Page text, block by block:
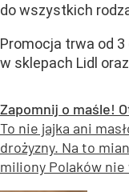
do wszystkich
Promocja trwa od 3
w sklepach Lidl
Zapomnij o maśle!
To nie jajka ani
drożyzny. Na to
miliony Polaków